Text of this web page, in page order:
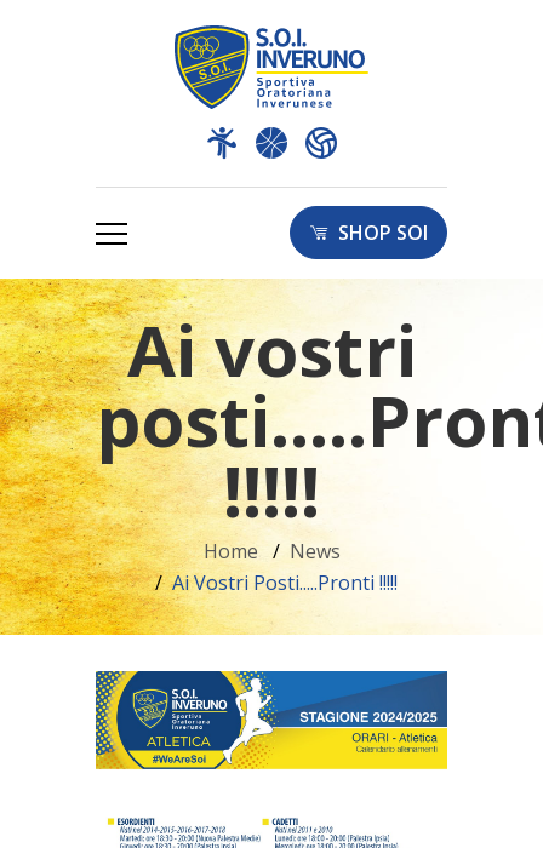
SHOP SOI
Ai vostri
!!!!!
Home
News
Ai Vostri Posti.....Pronti !!!!!